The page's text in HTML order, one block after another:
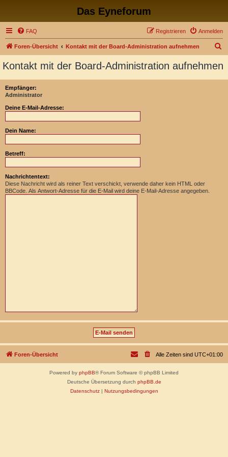
Das Eyneforum
FAQ Anmelden
Registrieren
Foren-Übersicht Kontakt mit der Board-Administration aufnehmen
c
Kontakt mit der Board-Administration aufnehmen
Empfänger:
Administrator
Deine E-Mail-Adresse:
Dein Name:
Betreff:
Nachrichtentext:
Diese Nachricht wird als reiner Text verschickt, verwende daher kein HTML oder
BBCode. Als Antwort-Adresse für die E-Mail wird deine E-Mail-Adresse angegeben.
Foren-Übersicht Alle Zeiten sind UTC+01:00
Powered by phpBB® Forum Software © phpBB Limited
Deutsche Übersetzung durch phpBB.de
Datenschutz| Nutzungsbedingungen